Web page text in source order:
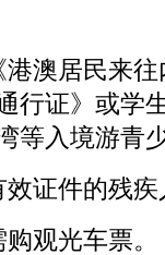
港澳居民来
行证》或学
等入境游青
证件的残疾
观光车票。